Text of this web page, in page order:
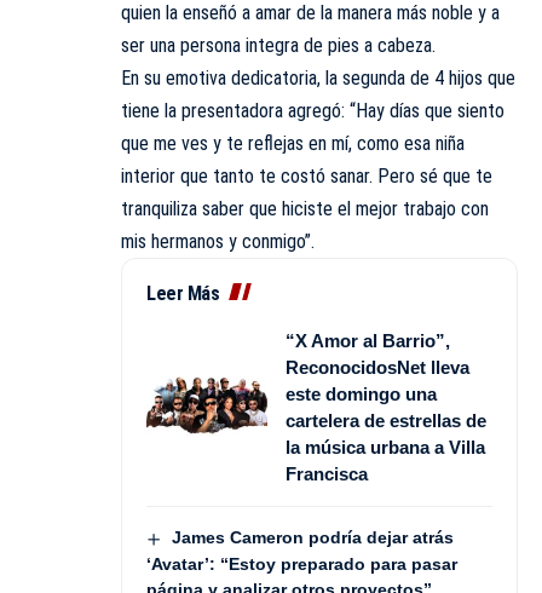
quien la enseñó a amar de la manera más noble y a
ser una persona integra de pies a cabeza.
En su emotiva dedicatoria, la segunda de 4 hijos que
tiene la presentadora agregó: “Hay días que siento
que me ves y te reflejas en mí, como esa niña
interior que tanto te costó sanar. Pero sé que te
tranquiliza saber que hiciste el mejor trabajo con
mis hermanos y conmigo”.
Leer Más
“X Amor al Barrio”,
ReconocidosNet lleva
este domingo una
cartelera de estrellas de
la música urbana a Villa
Francisca
James Cameron podría dejar atrás
‘Avatar’: “Estoy preparado para pasar
página y analizar otros proyectos”